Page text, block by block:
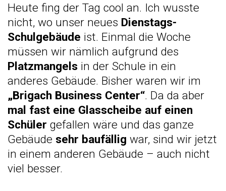
Heute fing der Tag cool an. Ich wusste
nicht, wo unser neues Dienstags-
Schulgebäude ist. Einmal die Woche
müssen wir nämlich aufgrund des
Platzmangels in der Schule in ein
anderes Gebäude. Bisher waren wir im
„Brigach Business Center“. Da da aber
mal fast eine Glasscheibe auf einen
Schüler gefallen wäre und das ganze
Gebäude sehr baufällig war, sind wir jetzt
in einem anderen Gebäude – auch nicht
viel besser.